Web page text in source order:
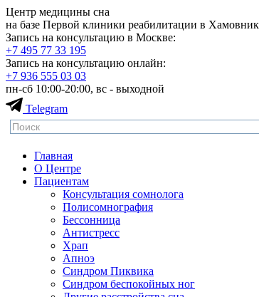
Центр медицины сна
на базе Первой клиники реабилитации в
Запись на консультацию в Москве:
+7 495 77 33 195
Запись на консультацию онлайн:
+7 936 555 03 03
пн-сб 10:00-20:00, вс - выходной
Telegram
Главная
О Центре
Пациентам
Консультация сомнолога
Полисомнография
Бессонница
Антистресс
Храп
Апноэ
Синдром Пиквика
Синдром беспокойных ног